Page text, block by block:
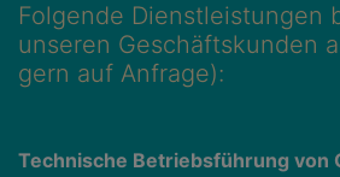
Folgende Dienstleistungen
unseren Geschäftskunden
gern auf Anfrage):
Technische Betriebsführung von